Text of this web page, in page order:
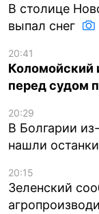
В столице
выпал снег
20:41
Коломойский
перед судом
20:29
В Болгарии
нашли
20:15
Зеленский